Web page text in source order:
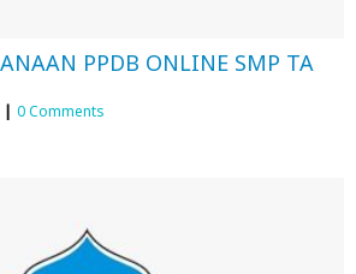
PPDB ONLINE SMP TA
| 0 Comments